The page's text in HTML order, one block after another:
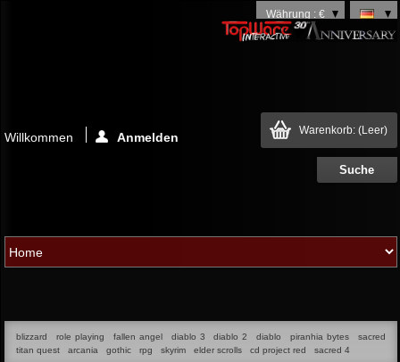
Währung : €
Warenkorb: (Leer)
Willkommen Anmelden
blizzard role playing fallen angel diablo 3 diablo 2 diablo piranhia bytes
sacred
titan quest
arcania gothic rpg skyrim elder scrolls cd project red sacred 4